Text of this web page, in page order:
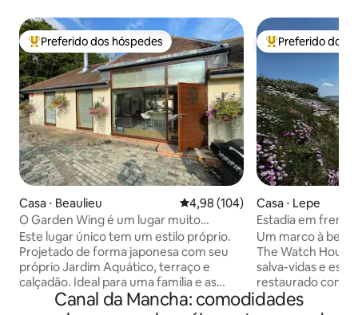
Entre os melhores preferidos dos hóspedes
Preferido dos hóspedes
Casa ⋅ Beaulieu 4,98 de uma avaliação média de
4,98 (104)
O Garden Wing é um lugar muito
especial e tranquilo
Este lugar único tem um estilo próprio.
Projetado de forma japonesa com seu
próprio Jardim Aquático, terraço e
calçadão. Ideal para uma família e as
crianças vão adorar o Garden Wing, mas
Entre os
Preferido dos
Casa ⋅ Lepe
Estadia em frente
House, Lepe
Um marco à
The Watch
salva-vidas e
restaurado com
para combater o
Canal da Mancha: comodidades